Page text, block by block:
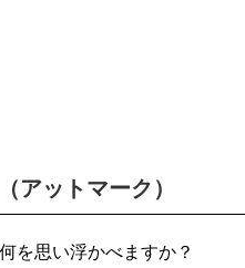
アットマーク）
を思い浮かべますか？